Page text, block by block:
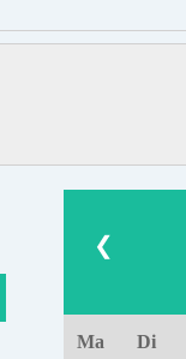
❮
Ma Di